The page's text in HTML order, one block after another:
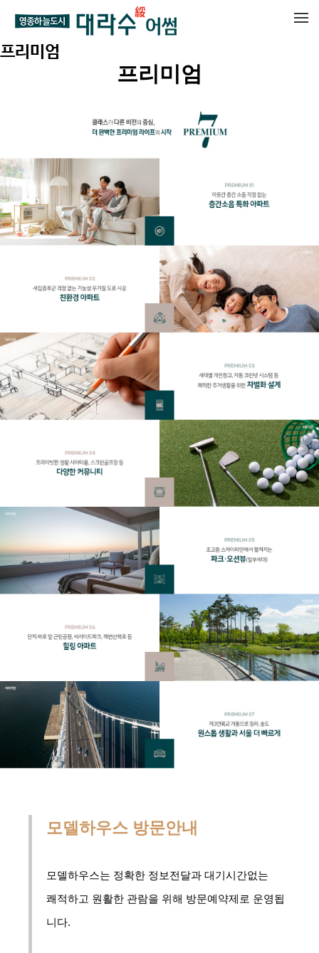
메뉴 건너뛰기
프리미엄
프리미엄
모델하우스 방문안내
모델하우스는 정확한 정보전달과 대기시간없는
쾌적하고 원활한 관람을 위해 방문예약제로 운영됩
니다.